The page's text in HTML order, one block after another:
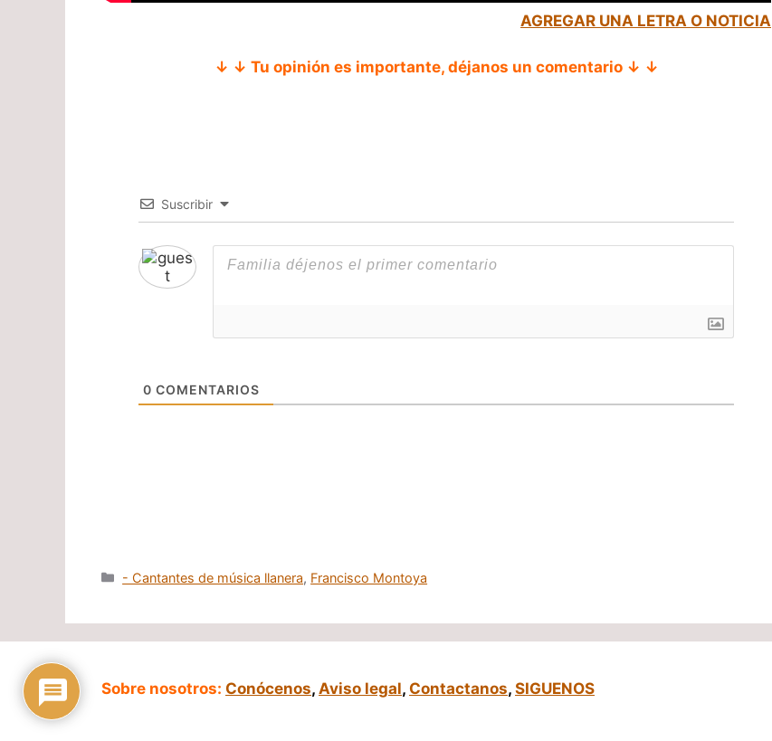
AGREGAR UNA LETRA O NOTICIA
↓ ↓ Tu opinión es importante, déjanos un comentario ↓ ↓
Suscribir
0 COMENTARIOS
Categorías
- Cantantes de música llanera, Francisco Montoya
Sobre nosotros: Conócenos, Aviso legal, Contactanos, SIGUENOS